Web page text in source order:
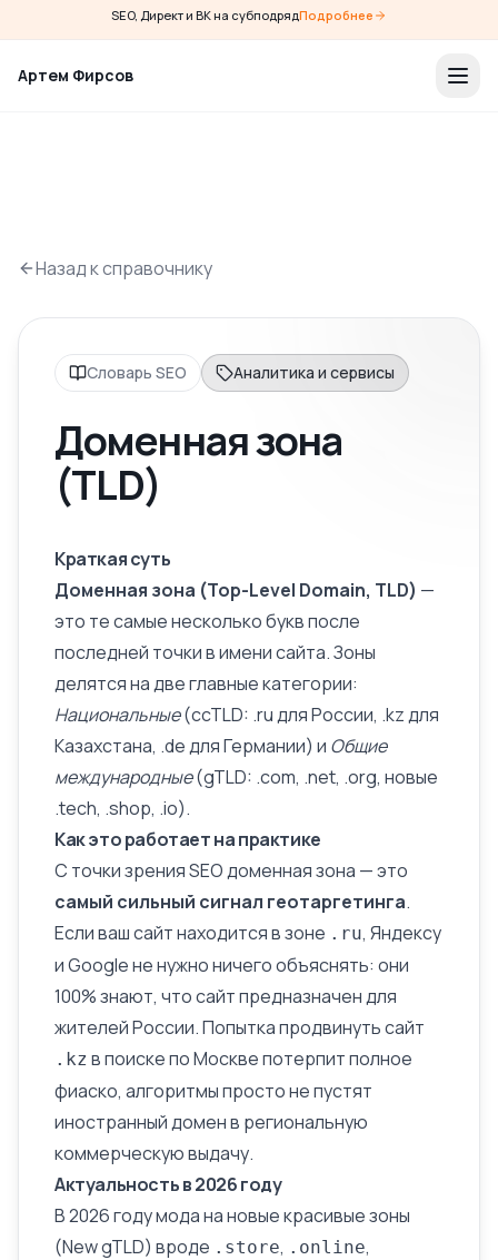
SEO, Директ и ВК на субподрядПодробнее
Артем Фирсов
Назад к справочнику
Словарь SEO Аналитика и сервисы
Доменная зона
(TLD)
Краткая суть
Доменная зона (Top-Level Domain, TLD) —
это те самые несколько букв после
последней точки в имени сайта. Зоны
делятся на две главные категории:
Национальные(ccTLD: .ru для России, .kz для
Казахстана, .de для Германии) и Общие
международные(gTLD: .com, .net, .org, новые
.tech, .shop, .io).
Как это работает на практике
С точки зрения SEO доменная зона — это
самый сильный сигнал геотаргетинга.
Если ваш сайт находится в зоне .ru, Яндексу
и Google не нужно ничего объяснять: они
100% знают, что сайт предназначен для
жителей России. Попытка продвинуть сайт
.kz в поиске по Москве потерпит полное
фиаско, алгоритмы просто не пустят
иностранный домен в региональную
коммерческую выдачу.
Актуальность в 2026 году
В 2026 году мода на новые красивые зоны
(New gTLD) вроде .store, .online,